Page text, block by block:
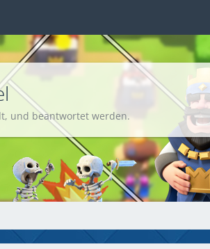
und beantwortet werden.